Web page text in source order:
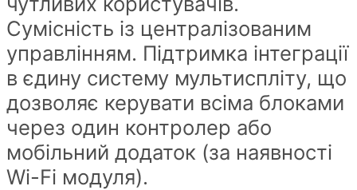
Сумісність із централізованим
управлінням. Підтримка інтеграції
в єдину систему мультиспліту, що
дозволяє керувати всіма блоками
через один контролер або
мобільний додаток (за наявності
Wi-Fi модуля).